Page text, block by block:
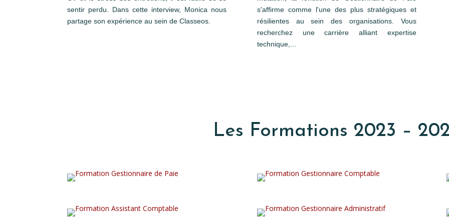
sentir perdu. Dans cette interview, Monica nous
partage son expérience au sein de Classeos.
s'affirme comme l'une des plus stratégiques et
résilientes au sein des organisations. Vous
recherchez une carrière alliant expertise
technique,...
Les Formations 2023 –